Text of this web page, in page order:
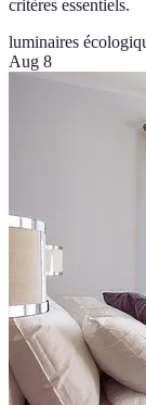
critères essentiels.
luminaires
Aug 8